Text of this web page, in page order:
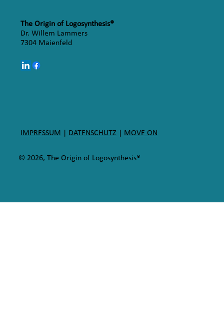
The Origin of Logosynthesis®
Dr. Willem Lammers
7304 Maienfeld
© 2026, The Origin of Logosynthesis®
IMPRESSUM DATENSCHUTZ MOVE ON